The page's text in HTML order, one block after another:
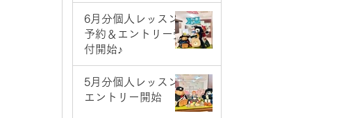
6月分個人レッスン
予約＆エントリー受
付開始♪
5月分個人レッスン
エントリー開始